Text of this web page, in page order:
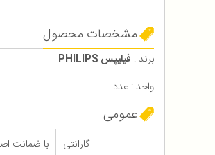
مشخصات محصول
برند : فیلیپس PHILIPS
واحد : عدد
عمومی
گارانتی
با ضمانت اصالت